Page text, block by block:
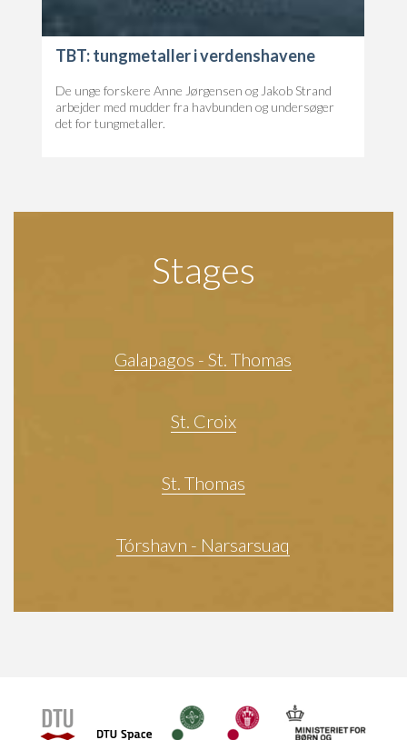
TBT: tungmetaller i verdenshavene
De unge forskere Anne Jørgensen og Jakob Strand
arbejder med mudder fra havbunden og undersøger
det for tungmetaller.
Stages
Galapagos - St. Thomas
St. Croix
St. Thomas
Tórshavn - Narsarsuaq